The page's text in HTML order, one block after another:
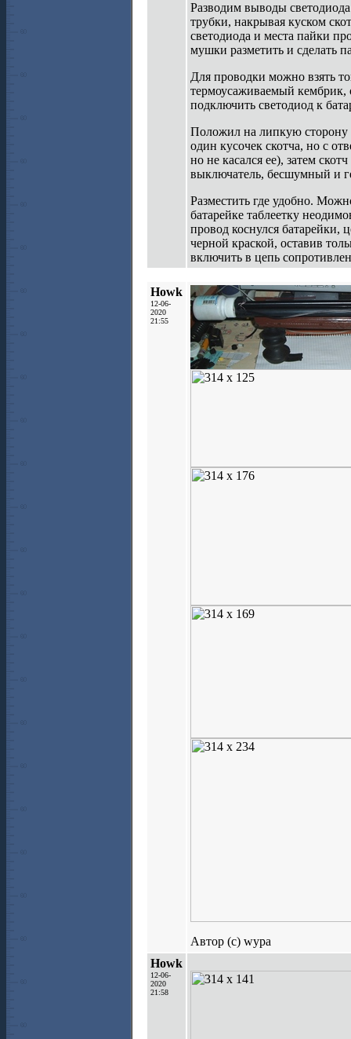
Разводим выводы
трубки, накрывая куском
светодиода и места пайки
мушки разметить и сделать
Для проводки можно взять
термоусаживаемый кембрик,
подключить светодиод к
Положил на липкую сторону
один кусочек скотча, но с
но не касался ее), затем
выключатель, бесшумный и
Разместить где удобно.
батарейке таблеетку
провод коснулся батарейки,
черной краской, оставив
включить в цепь
Howk
12-06-
2020
21:55
Автор (с) wypa
Howk
12-06-
2020
21:58